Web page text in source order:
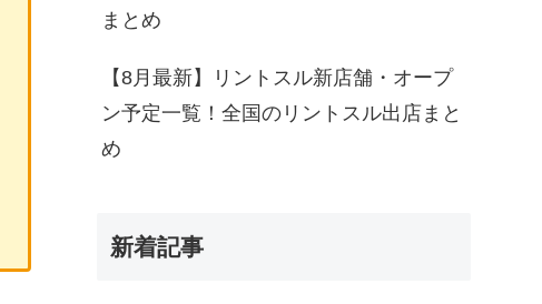
まとめ
【8月最新】リントスル新店舗・オープ
ン予定一覧！全国のリントスル出店まと
め
新着記事